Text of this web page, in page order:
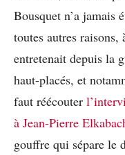
Bousquet n’a jamais
toutes autres
entretenait depuis la
haut-placés, et
faut réécouter
à Jean-Pierre
gouffre qui sépare le